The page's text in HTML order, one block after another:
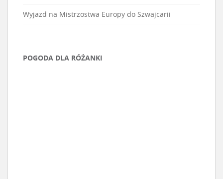
Wyjazd na Mistrzostwa Europy do Szwajcarii
POGODA DLA RÓŻANKI